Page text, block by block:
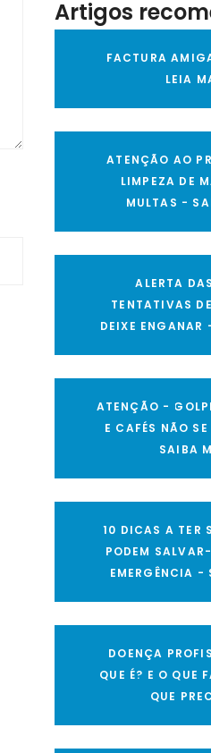
Artigos
FACTURA
LEIA
ATENÇÃO AO
LIMPEZA DE
MULTAS -
ALERTA
TENTATIVAS
DEIXE
ATENÇÃO -
E CAFÉS NÃO
SAIBA
10 DICAS A TER
PODEM
EMERGÊNCIA -
DOENÇA
QUE É? E O QUE
QUE